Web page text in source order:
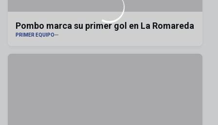
Pombo marca su primer gol en La Romareda
PRIMER EQUIPO